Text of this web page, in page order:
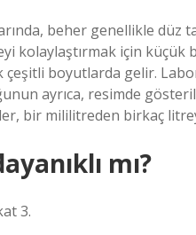
beher genellikle düz
kolaylaştırmak için küçük
boyutlarda gelir.
ayrıca, resimde
bir mililitreden birkaç
mı?
3.